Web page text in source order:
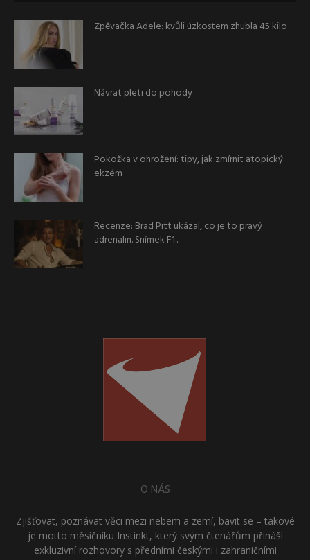
Zpěvačka Adele: kvůli úzkostem zhubla 45 kilo
Návrat pleti do pohody
Pokožka v ohrožení: tipy, jak zmírnit atopický
ekzém
Recenze: Brad Pitt ukázal, co je to pravý
adrenalin. Snímek F1...
O NÁS
Zjišťovat, poznávat věci mezi nebem a zemí, bavit se – takové
je motto měsíčníku Instinkt, který svým čtenářům přináší
exkluzivní rozhovory s předními českými i zahraničními